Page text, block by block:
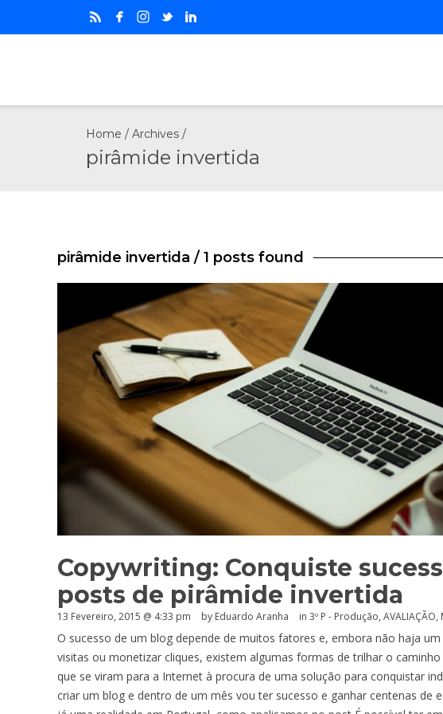
Home / Archives /
pirâmide invertida
pirâmide invertida / 1 posts found
Copywriting: Conquiste
posts de pirâmide invertida
13 Fevereiro, 2015 @ 4:33 pm by Eduardo Aranha in 3º P - Produção, AVALIAÇÃO,
O sucesso de um blog depende de muitos fatores e, embora não haja
visitas ou monetizar cliques, existem algumas formas de trilhar o
que se viram para a Internet à procura de uma solução para conquistar
criar um blog e dentro de um mês vou ter sucesso e ganhar centenas de